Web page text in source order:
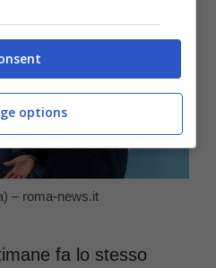
– roma-news.it
fa lo stesso
options